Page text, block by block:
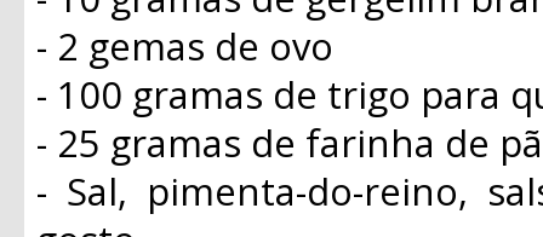
- 2 gemas de ovo
- 100 gramas de trigo para
- 25 gramas de farinha de
- Sal, pimenta-do-reino,